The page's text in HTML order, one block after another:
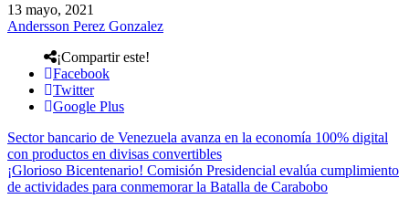
13 mayo, 2021
Andersson Perez Gonzalez
¡Compartir este!
Facebook
Twitter
Google Plus
Sector bancario de Venezuela avanza en la economía 100% digital
con productos en divisas convertibles
¡Glorioso Bicentenario! Comisión Presidencial evalúa cumplimiento
de actividades para conmemorar la Batalla de Carabobo